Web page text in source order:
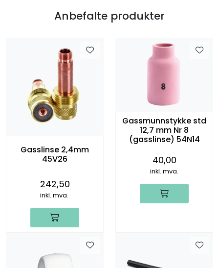
Anbefalte produkter
Gasslinse 2,4mm
45V26
242,50
inkl. mva.
Gassmunnstykke std
12,7 mm Nr 8
(gasslinse) 54N14
40,00
inkl. mva.